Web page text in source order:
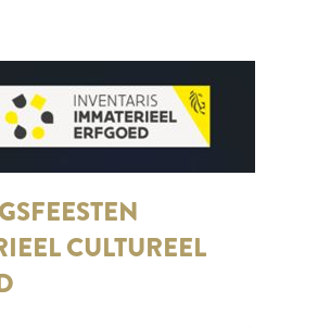
CULTUREEL